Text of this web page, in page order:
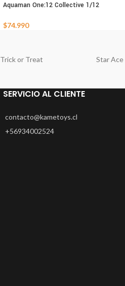
Aquaman One:12 Collective 1/12
$74.990
Trick or Treat Star Ace
SERVICIO AL CLIENTE
contacto@kametoys.cl
+56934002524